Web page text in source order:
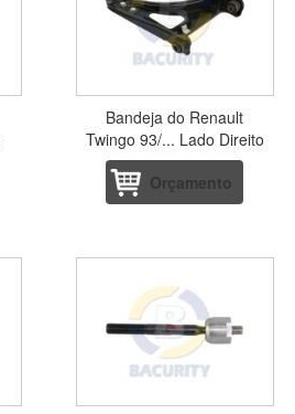
Bandeja do Renault
Twingo 93/... Lado Direito
Orçamento